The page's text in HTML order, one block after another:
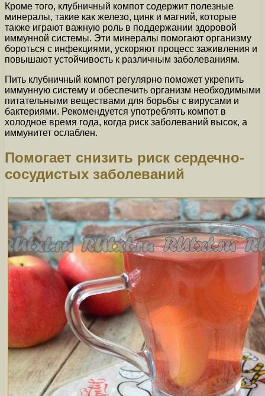
Кроме того, клубничный компот содержит полезные
минералы, такие как железо, цинк и магний, которые
также играют важную роль в поддержании здоровой
иммунной системы. Эти минералы помогают организму
бороться с инфекциями, ускоряют процесс заживления и
повышают устойчивость к различным заболеваниям.
Пить клубничный компот регулярно поможет укрепить
иммунную систему и обеспечить организм необходимыми
питательными веществами для борьбы с вирусами и
бактериями. Рекомендуется употреблять компот в
холодное время года, когда риск заболеваний высок, а
иммунитет ослаблен.
Помогает снизить риск сердечно-
сосудистых заболеваний